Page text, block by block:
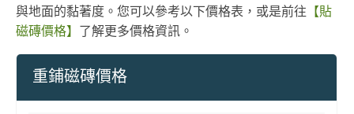
與地面的黏著度。您可以參考以下價格表，或是前往 【貼
磁磚價格】
了解更多價格資訊。
重鋪磁磚價格